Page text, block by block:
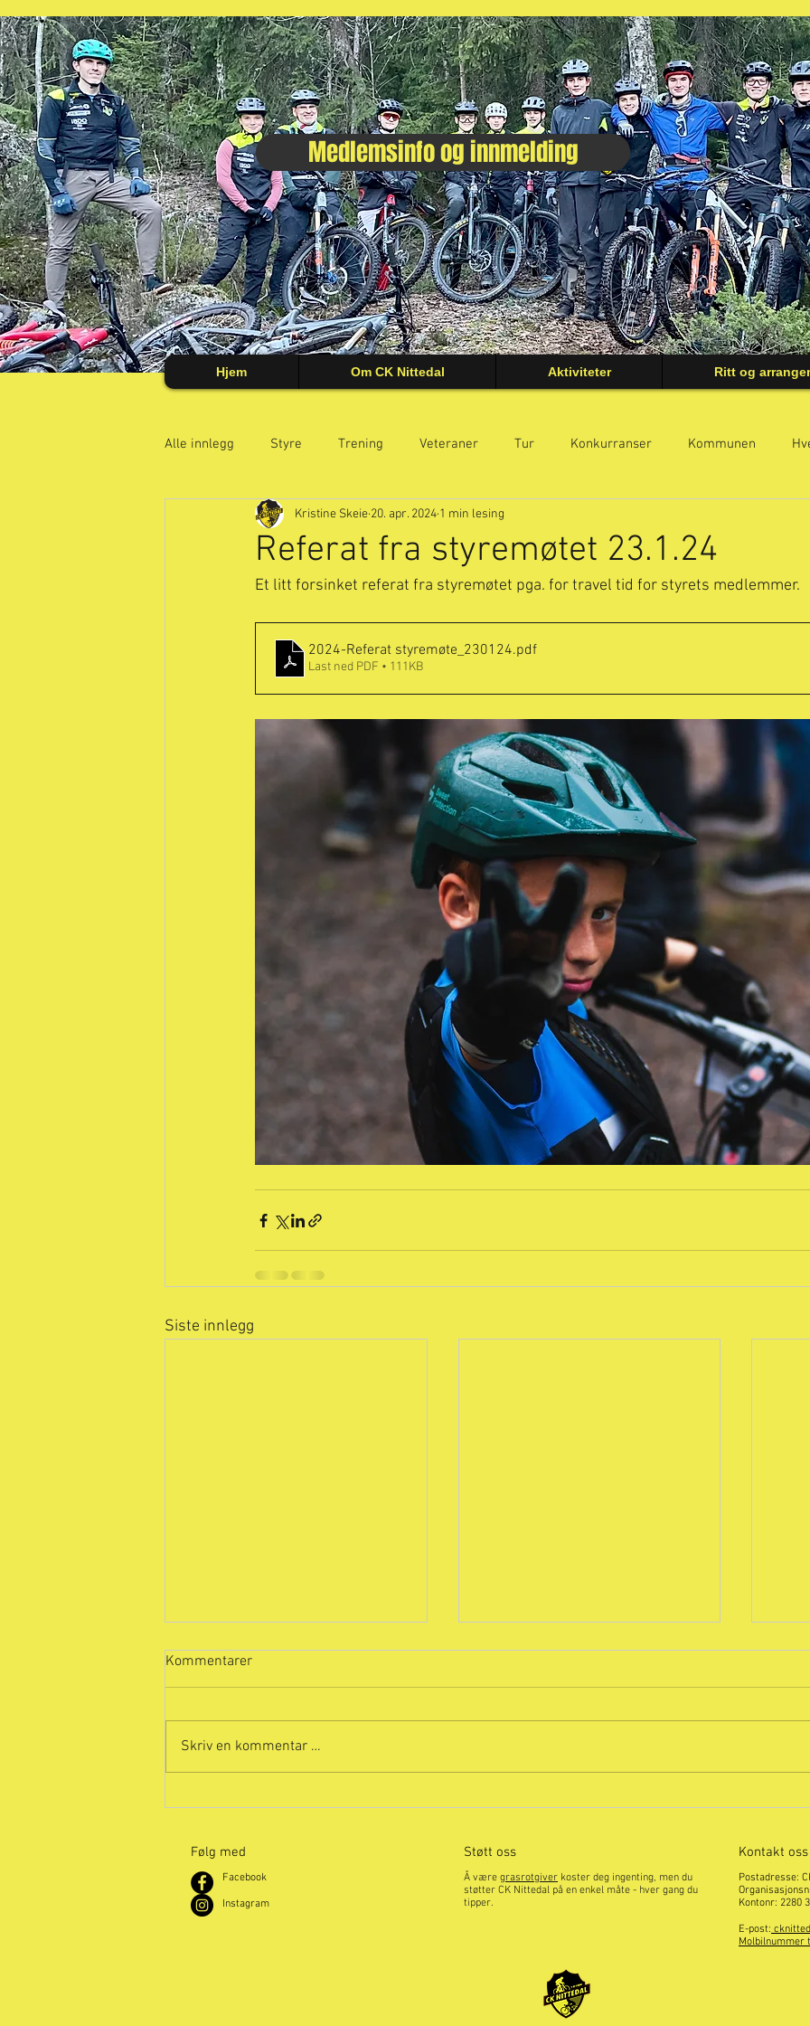
Medlemsinfo og innmelding
Hjem Om CK Nittedal Aktiviteter Ritt og
Alle innlegg Styre Trening Veteraner Tur Konkurranser Kommunen
ritt
Referat fra styremøtet 23.1.24
Kristine Skeie 20. apr. 2024 1 min lesing
Et litt forsinket referat fra styremøtet pga. for travel tid for styrets medlemmer.
2024-Referat styremøte_230124.pdf
Last ned PDF • 111KB
Siste innlegg
Kommentarer
Skriv en kommentar …
Følg med Støtt oss
Facebook
Instagram
Å være grasrotgiver koster deg ingenting, men du
støtter CK Nittedal på en enkel måte - hver gang du
tipper.
Kontakt oss
Postadresse:
Kontonr: 2280
E-post:
Molbilnummer